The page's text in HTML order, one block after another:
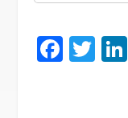
F T